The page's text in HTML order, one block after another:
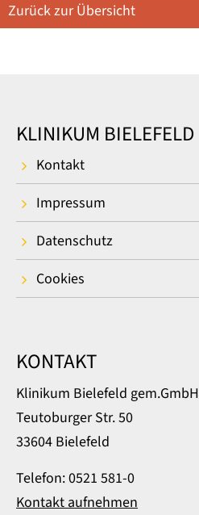
Zurück zur Übersicht
KLINIKUM BIELEFELD
Kontakt
Impressum
Datenschutz
Cookies
KONTAKT
Klinikum Bielefeld gem.GmbH
Teutoburger Str. 50
33604 Bielefeld
Telefon: 0521 581-0
Kontakt aufnehmen